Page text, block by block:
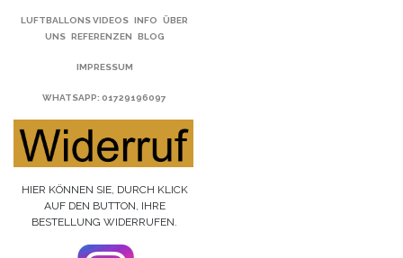
LUFTBALLONS VIDEOS INFO
ÜBER
UNS REFERENZEN BLOG
IMPRESSUM
WHATSAPP: 01729196097
HIER KÖNNEN SIE, DURCH KLICK
AUF DEN BUTTON, IHRE
BESTELLUNG WIDERRUFEN.